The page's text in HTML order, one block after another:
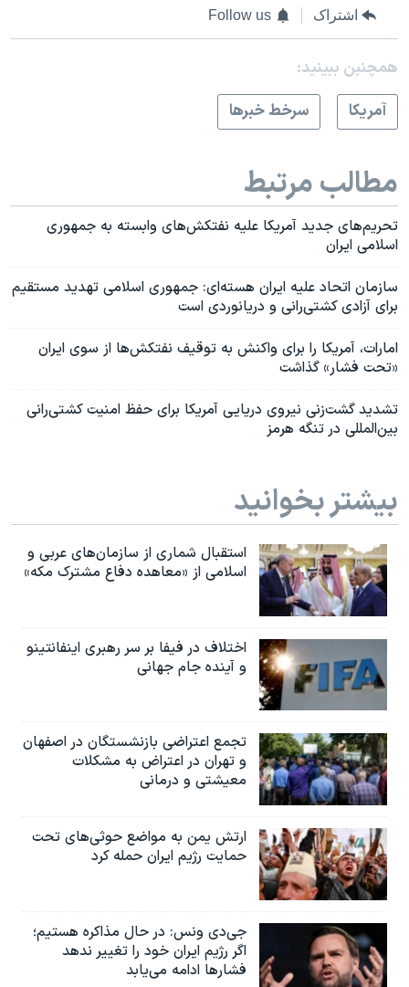
اشتراک Follow us
همچنبن ببینید:
آمريکا
سرخط خبرها
مطالب مرتبط
تحریم‌های جدید آمریکا علیه نفتکش‌های وابسته به جمهوری
اسلامی ایران
سازمان اتحاد علیه ایران هسته‌ای: جمهوری اسلامی تهدید مستقیم
برای آزادی کشتی‌رانی و دریانوردی است
امارات، آمریکا را برای واکنش به توقیف نفتکش‌‌ها از سوی ایران
«تحت فشار» گذاشت
تشدید گشت‌زنی نیروی دریایی آمریکا برای حفظ امنیت کشتی‌رانی
بین‌المللی در تنگه هرمز
بیشتر بخوانید
استقبال شماری از سازمان‌های عربی و
اسلامی از «معاهده دفاع مشترک مکه»
اختلاف در فیفا بر سر رهبری اینفانتینو
و آینده جام جهانی
تجمع اعتراضی بازنشستگان در اصفهان
و تهران در اعتراض به مشکلات
معیشتی و درمانی
ارتش یمن به مواضع حوثی‌های تحت
حمایت رژیم ایران حمله کرد
جی‌دی ونس: در حال مذاکره هستیم؛
اگر رژیم ایران خود را تغییر ندهد
فشارها ادامه می‌یابد